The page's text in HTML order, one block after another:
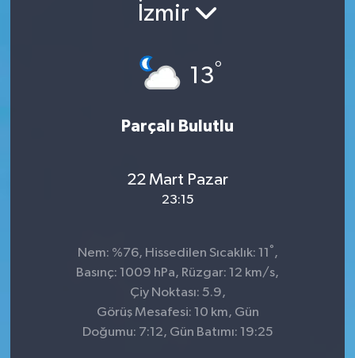
İzmir
13°
Parçalı Bulutlu
22 Mart Pazar
23:15
Nem: %76, Hissedilen Sıcaklık: 11 ° ,
Basınç: 1009 hPa, Rüzgar: 12 km/s,
Çiy Noktası: 5.9,
Görüş Mesafesi: 10 km, Gün
Doğumu: 7:12, Gün Batımı: 19:25